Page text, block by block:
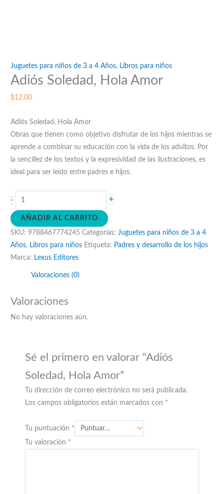
Juguetes para niños de 3 a 4 Años, Libros para niños
Adiós Soledad, Hola Amor
$12.00
Adiós Soledad, Hola Amor
Obras que tienen como objetivo disfrutar de los hijos mientras se
aprende a combinar su educación con la vida de los adultos. Por
la sencillez de los textos y la expresividad de las ilustraciones, es
ideal para ser leído entre padres e hijos.
-
Adiós
Soledad,
Hola
Amor
cantidad
+
AÑADIR AL CARRITO
SKU:9788467774245 Categorías:Juguetes para niños de 3 a 4
Años, Libros para niños Etiqueta: Padres y desarrollo de los hijos
Marca: Lexus Editores
Valoraciones (0)
Valoraciones
No hay valoraciones aún.
Sé el primero en valorar “Adiós
Soledad, Hola Amor”
Tu dirección de correo electrónico no será publicada.
Los campos obligatorios están marcados con *
Tu puntuación *
Tu valoración *